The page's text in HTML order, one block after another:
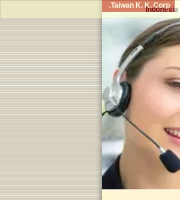
Taiwan K. K. Corp.
Indonesia|